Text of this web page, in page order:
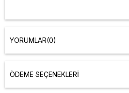
YORUMLAR(0)
ÖDEME SEÇENEKLERI